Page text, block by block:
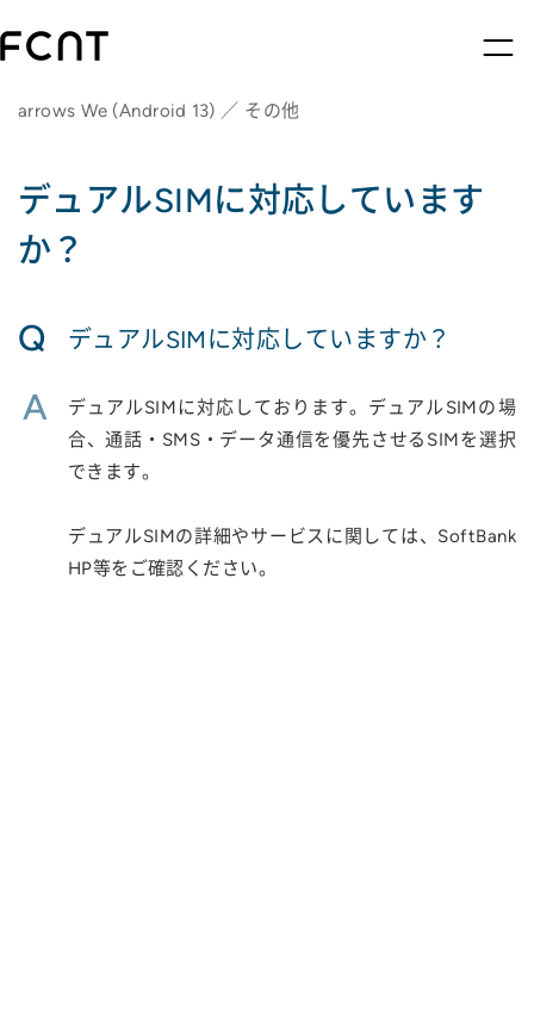
arrows We (Android 13) ／ その他
デュアルSIMに対応しています
か？
Q デュアルSIMに対応していますか？
A
デュアルSIMに対応しております。デュアルSIMの場
合、通話・SMS・データ通信を優先させるSIMを選択
できます。
デュアルSIMの詳細やサービスに関しては、SoftBank
HP等をご確認ください。